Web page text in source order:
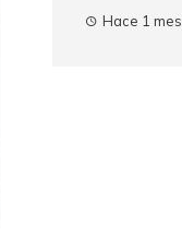
Hace 1 mes